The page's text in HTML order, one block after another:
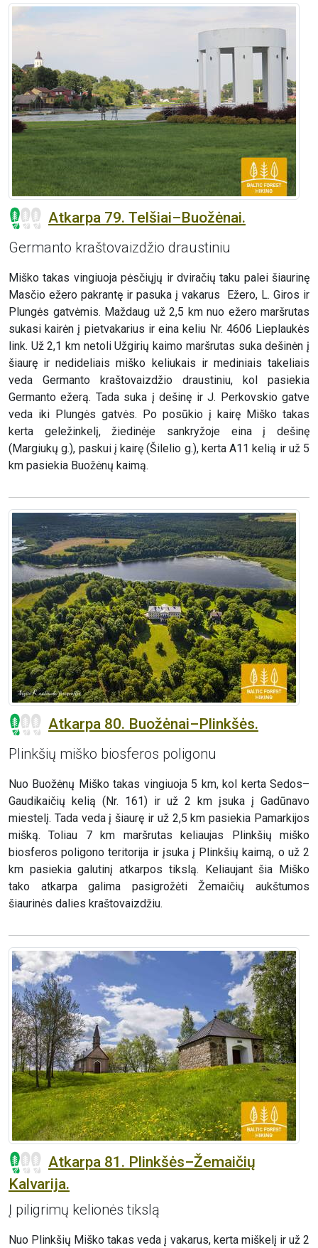
Atkarpa 79. Telšiai–Buožėnai.
Germanto kraštovaizdžio draustiniu
Miško takas vingiuoja pėsčiųjų ir dviračių taku palei šiaurinę
Masčio ežero pakrantę ir pasuka į vakarus Ežero, L. Giros ir
Plungės gatvėmis. Maždaug už 2,5 km nuo ežero maršrutas
sukasi kairėn į pietvakarius ir eina keliu Nr. 4606 Lieplaukės
link. Už 2,1 km netoli Užgirių kaimo maršrutas suka dešinėn į
šiaurę ir nedideliais miško keliukais ir mediniais takeliais
veda Germanto kraštovaizdžio draustiniu, kol pasiekia
Germanto ežerą. Tada suka į dešinę ir J. Perkovskio gatve
veda iki Plungės gatvės. Po posūkio į kairę Miško takas
kerta geležinkelį, žiedinėje sankryžoje eina į dešinę
(Margiukų g.), paskui į kairę (Šilelio g.), kerta A11 kelią ir už 5
km pasiekia Buožėnų kaimą.
Atkarpa 80. Buožėnai–Plinkšės.
Plinkšių miško biosferos poligonu
Nuo Buožėnų Miško takas vingiuoja 5 km, kol kerta Sedos–
Gaudikaičių kelią (Nr. 161) ir už 2 km įsuka į Gadūnavo
miestelį. Tada veda į šiaurę ir už 2,5 km pasiekia Pamarkijos
mišką. Toliau 7 km maršrutas keliaujas Plinkšių miško
biosferos poligono teritorija ir įsuka į Plinkšių kaimą, o už 2
km pasiekia galutinį atkarpos tikslą. Keliaujant šia Miško
tako atkarpa galima pasigrožėti Žemaičių aukštumos
šiaurinės dalies kraštovaizdžiu.
Atkarpa 81. Plinkšės–Žemaičių
Kalvarija.
Į piligrimų kelionės tikslą
Nuo Plinkšių Miško takas veda į vakarus, kerta miškelį ir už 2